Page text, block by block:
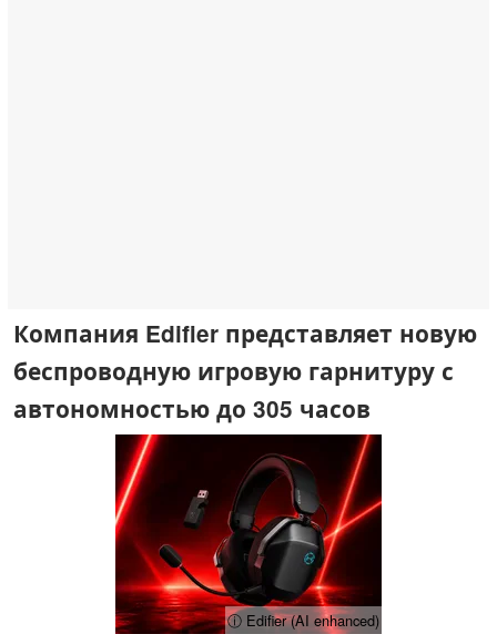
Компания Edifier представляет новую
беспроводную игровую гарнитуру с
автономностью до 305 часов
ⓘ Edifier (AI enhanced)